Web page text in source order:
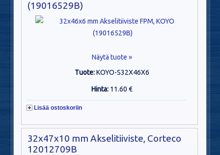
(19016529B)
Näytä tuote »
Tuote:KOYO-S32X46X6
Hinta: 11.60 €
Lisää ostoskoriin
32x47x10 mm Akselitiiviste, Corteco
12012709B